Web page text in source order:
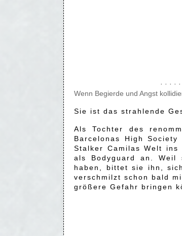
· · · ·
Wenn Begierde und Angst
Sie ist das strahlende
Als Tochter des
Barcelonas High
Stalker Camilas Welt
als Bodyguard an.
haben, bittet sie ihn,
verschmilzt schon bald
größere Gefahr bringen